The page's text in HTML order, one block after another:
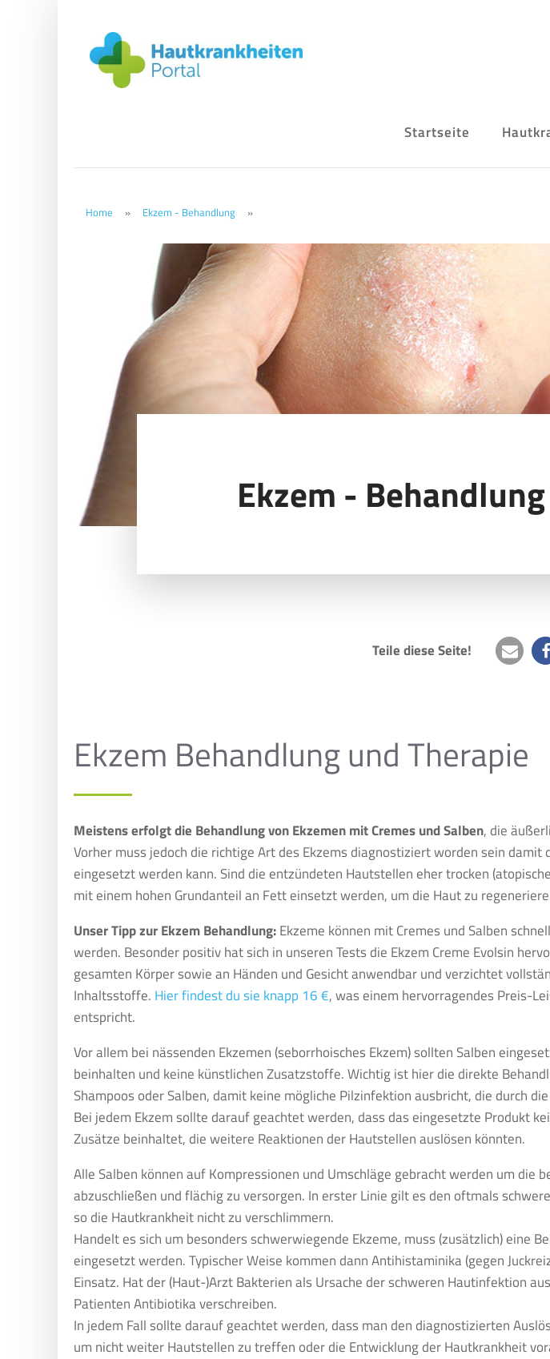
Startseite
Home » Ekzem - Behandlung »
Ekzem - Behandlung
Teile diese Seite!
Ekzem Behandlung und Therapie
Meistens erfolgt die Behandlung von Ekzemen mit Cremes und Salben, die
Vorher muss jedoch die richtige Art des Ekzems diagnostiziert worden sein damit
eingesetzt werden kann. Sind die entzündeten Hautstellen eher trocken
mit einem hohen Grundanteil an Fett einsetzt werden, um die Haut zu
Unser Tipp zur Ekzem Behandlung:Ekzeme können mit Cremes und Salben
werden. Besonder positiv hat sich in unseren Tests die Ekzem Creme Evolsin
gesamten Körper sowie an Händen und Gesicht anwendbar und verzichtet
Inhaltsstoffe. Hier findest du sie knapp 16 €, was einem hervorragendes Preis-
entspricht.
Vor allem bei nässenden Ekzemen (seborrhoisches Ekzem) sollten Salben
beinhalten und keine künstlichen Zusatzstoffe. Wichtig ist hier die direkte
Shampoos oder Salben, damit keine mögliche Pilzinfektion ausbricht, die durch
Bei jedem Ekzem sollte darauf geachtet werden, dass das eingesetzte Produkt
Zusätze beinhaltet, die weitere Reaktionen der Hautstellen auslösen könnten.
Alle Salben können auf Kompressionen und Umschläge gebracht werden um die
abzuschließen und flächig zu versorgen. In erster Linie gilt es den oftmals
so die Hautkrankheit nicht zu verschlimmern.
Handelt es sich um besonders schwerwiegende Ekzeme, muss (zusätzlich) eine
eingesetzt werden. Typischer Weise kommen dann Antihistaminika (gegen
Einsatz. Hat der (Haut-)Arzt Bakterien als Ursache der schweren Hautinfektion
Patienten Antibiotika verschreiben.
In jedem Fall sollte darauf geachtet werden, dass man den diagnostizierten
um nicht weiter Hautstellen zu treffen oder die Entwicklung der Hautkrankheit